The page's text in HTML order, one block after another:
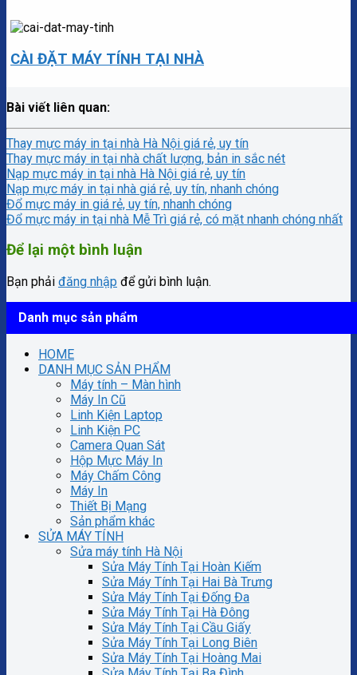
CÀI ĐẶT MÁY TÍNH TẠI NHÀ
Bài viết liên quan:
Thay mực máy in tại nhà Hà Nội giá rẻ, uy tín
Thay mực máy in tại nhà chất lượng, bản in sắc nét
Nạp mực máy in tại nhà Hà Nội giá rẻ, uy tín
Nạp mực máy in tại nhà giá rẻ, uy tín, nhanh chóng
Đổ mực máy in giá rẻ, uy tín, nhanh chóng
Đổ mực máy in tại nhà Mễ Trì giá rẻ, có mặt nhanh chóng nhất
Để lại một bình luận
Bạn phải đăng nhập để gửi bình luận.
Danh mục sản phẩm
HOME
DANH MỤC SẢN PHẨM
Máy tính – Màn hình
Máy In Cũ
Linh Kiện Laptop
Linh Kiện PC
Camera Quan Sát
Hộp Mực Máy In
Máy Chấm Công
Máy In
Thiết Bị Mạng
Sản phẩm khác
SỬA MÁY TÍNH
Sửa máy tính Hà Nội
Sửa Máy Tính Tại Hoàn Kiếm
Sửa Máy Tính Tại Hai Bà Trưng
Sửa Máy Tính Tại Đống Đa
Sửa Máy Tính Tại Hà Đông
Sửa Máy Tính Tại Cầu Giấy
Sửa Máy Tính Tại Long Biên
Sửa Máy Tính Tại Hoàng Mai